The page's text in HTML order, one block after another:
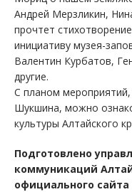
Андрей Мерзликин,
прочтет
инициативу музея-
Валентин Курбатов,
другие.
С планом
Шукшина, можно
культуры Алтайского
Подготовлено
коммуникаций
официального сайта